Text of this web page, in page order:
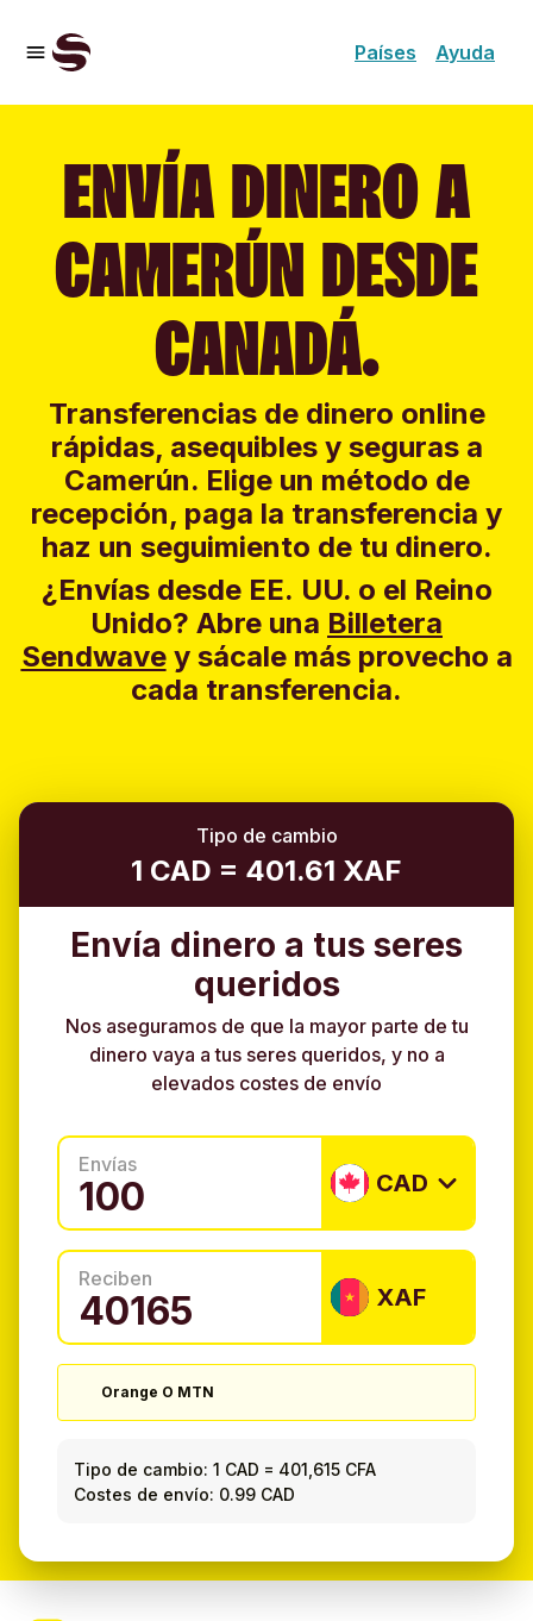
Países Ayuda
ENVÍA DINERO A
CAMERÚN DESDE
CANADÁ.
Transferencias de dinero online
rápidas, asequibles y seguras a
Camerún. Elige un método de
recepción, paga la transferencia y
haz un seguimiento de tu dinero.
¿Envías desde EE. UU. o el Reino
Unido? Abre una Billetera
Sendwavey sácale más provecho a
cada transferencia.
Tipo de cambio
1 CAD = 401.61 XAF
Envía dinero a tus seres
queridos
Nos aseguramos de que la mayor parte de tu
dinero vaya a tus seres queridos, y no a
elevados costes de envío
Envías
CAD
Reciben
XAF
Orange O MTN
Tipo de cambio: 1 CAD = 401,615 CFA
Costes de envío: 0.99 CAD